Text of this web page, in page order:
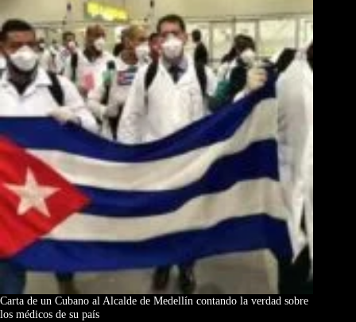
Carta de un Cubano al Alcalde de Medellín contando la verdad sobre
los médicos de su país